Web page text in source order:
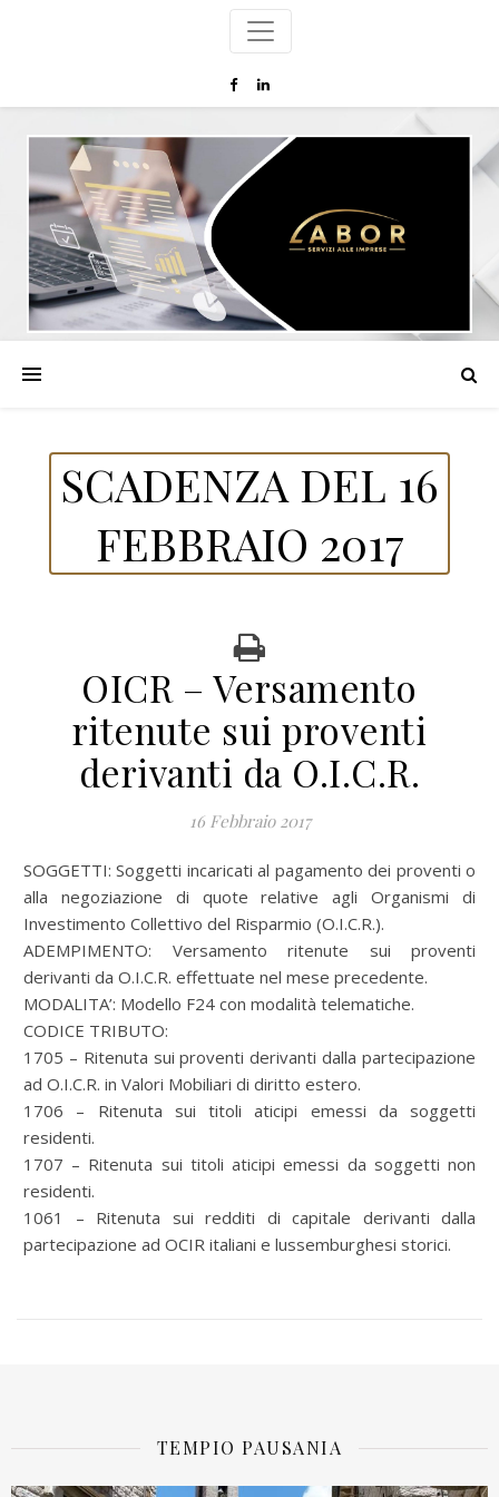
SCADENZA DEL 16
FEBBRAIO 2017
OICR – Versamento
ritenute sui proventi
derivanti da O.I.C.R.
16 Febbraio 2017
SOGGETTI: Soggetti incaricati al pagamento dei proventi o
alla negoziazione di quote relative agli Organismi di
Investimento Collettivo del Risparmio (O.I.C.R.).
ADEMPIMENTO: Versamento ritenute sui proventi
derivanti da O.I.C.R. effettuate nel mese precedente.
MODALITA’: Modello F24 con modalità telematiche.
CODICE TRIBUTO:
1705 – Ritenuta sui proventi derivanti dalla partecipazione
ad O.I.C.R. in Valori Mobiliari di diritto estero.
1706 – Ritenuta sui titoli aticipi emessi da soggetti
residenti.
1707 – Ritenuta sui titoli aticipi emessi da soggetti non
residenti.
1061 – Ritenuta sui redditi di capitale derivanti dalla
partecipazione ad OCIR italiani e lussemburghesi storici.
TEMPIO PAUSANIA